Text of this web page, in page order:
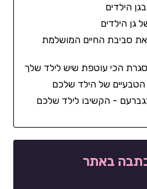
הילדים
גן הילדים
את סביבת החיים המושלמת
הכי עוטפת שיש לילד שלך
של הילד שלכם
- הקשיבו לילד שלכם
באתר